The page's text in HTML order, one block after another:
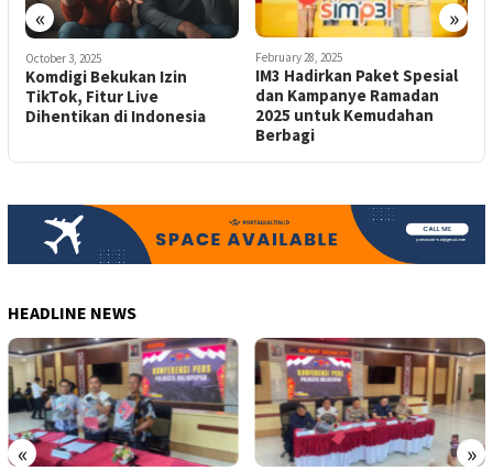
« »
February 28, 2025
IM3 Hadirkan Paket Spesial
dan Kampanye Ramadan
2025 untuk Kemudahan
February 28, 2025
iPhone 16 Resmi Bisa Dijual
di Indonesia Setelah
Larangan Dicabut
HEADLINE NEWS
« »